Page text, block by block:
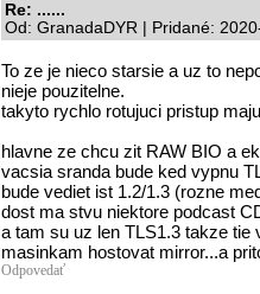
Re: ......
Od: GranadaDYR | Pridané:
To ze je nieco starsie a uz to
nieje pouzitelne.
takyto rychlo rotujuci pristup
hlavne ze chcu zit RAW BIO a
vacsia sranda bude ked vypnu
bude vediet ist 1.2/1.3 (rozne
dost ma stvu niektore podcast
a tam su uz len TLS1.3 takze tie
masinkam hostovat mirror...a
Odpovedať